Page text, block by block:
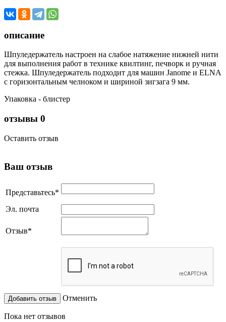
описание
Шпуледержатель настроен на слабое натяжение нижней нити
для выполнения работ в технике квилтинг, печворк и ручная
стежка. Шпуледержатель подходит для машин Janome и ELNA
c горизонтальным челноком и шириной зигзага 9 мм.
Упаковка - блистер
отзывы 0
Оставить отзыв
Ваш отзыв
Представьтесь*
Эл. почта
Отзыв*
Отменить
Пока нет отзывов